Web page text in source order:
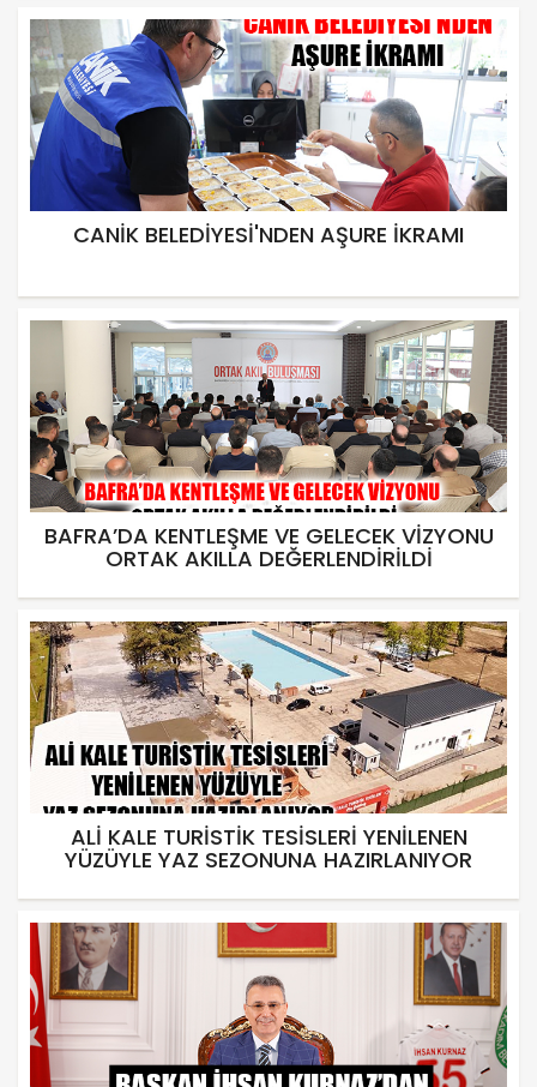
CANİK BELEDİYESİ'NDEN AŞURE İKRAMI
BAFRA’DA KENTLEŞME VE GELECEK VİZYONU
ORTAK AKILLA DEĞERLENDİRİLDİ
ALİ KALE TURİSTİK TESİSLERİ YENİLENEN
YÜZÜYLE YAZ SEZONUNA HAZIRLANIYOR